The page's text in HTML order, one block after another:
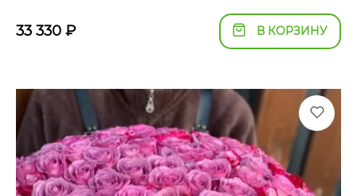
33 330 ₽ В КОРЗИНУ